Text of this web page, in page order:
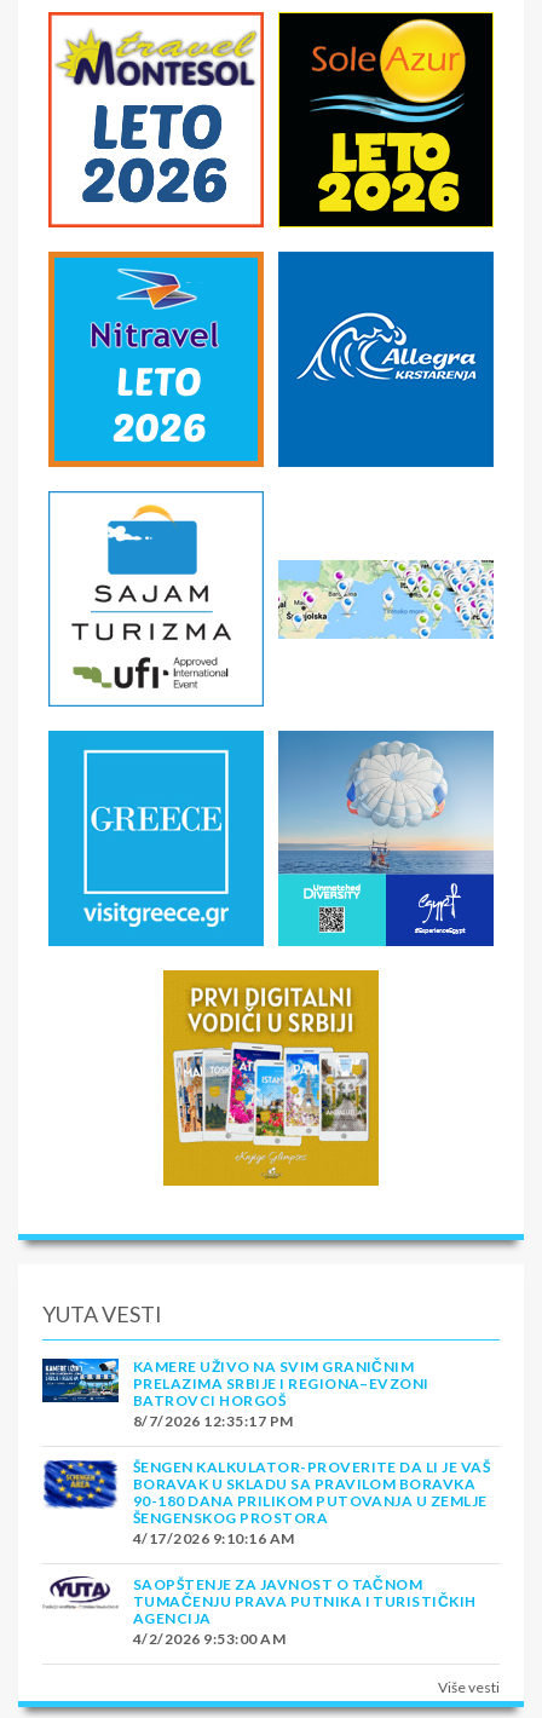
povratak.
SMENE
NAPOMENE O CENI
First minute popusti
U CENU JE UKLJUČENO
- Avio prevoz čarter letom na relaciji Beograd-
Destinacija-Beograd · Avio takse trenutno-podložne
promenama. Više informacija na upit. - Sve takse se
plaćaju u agenciji uz aranžman, najkasnije 15 dana pred
put (plaćaju se u dinarskoj protivvrednosti po zvaničnom
srednjem kursu NBS, podložne su promenama i ne mogu
se platiti u ratama). - Takse važe za odrasle i decu stariju
od 2 godine. - Transfer aerodrom-hotel i hotel-
aerodrom. - 4-21 noćenja na bazi izabrane usluge u
hotelu, prema uplaćenom aranžmanu - Usluge
predstavnika na destinaciji.
- Putno zdravstveno osiguranje - Troškovi pregleda i
lečenja u inostranstvu su izuzetno visoki. - Fakultativne
izlete - Individualne troškove - Deca do 2 godine nemaju
mesto u avionu, ni sopstveni ležaj u hotelu - Ostale
YUTA VESTI
KAMERE UŽIVO NA SVIM GRANIČNIM
PRELAZIMA SRBIJE I REGIONA–EVZONI
BATROVCI HORGOŠ
8/7/2026 12:35:17 PM
ŠENGEN KALKULATOR-PROVERITE DA LI JE VAŠ
BORAVAK U SKLADU SA PRAVILOM BORAVKA
90-180 DANA PRILIKOM PUTOVANJA U ZEMLJE
ŠENGENSKOG PROSTORA
4/17/2026 9:10:16 AM
SAOPŠTENJE ZA JAVNOST O TAČNOM
TUMAČENJU PRAVA PUTNIKA I TURISTIČKIH
AGENCIJA
4/2/2026 9:53:00 AM
Više vesti